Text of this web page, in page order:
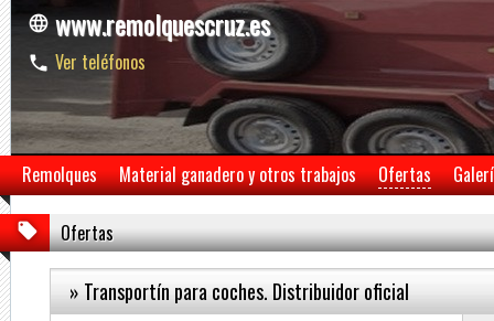
www.remolquescruz.es
Ver teléfonos
Remolques Material ganadero y otros trabajos Ofertas
Ofertas
» Transportín para coches. Distribuidor oficial